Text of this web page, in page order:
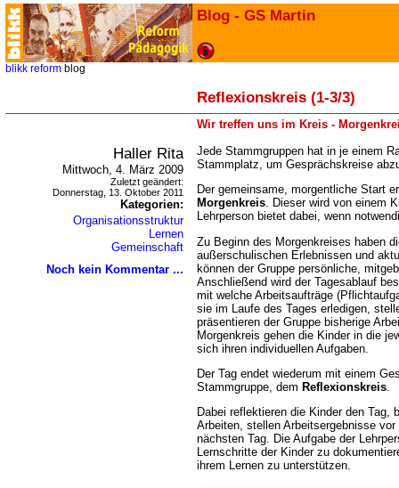
Blog - GS Martin
blikk reform blog
Reflexionskreis (1-3/3)
Wir treffen uns im Kreis -
Haller Rita
Mittwoch, 4. März 2009
Zuletzt geändert:
Donnerstag, 13. Oktober 2011
Kategorien:
Organisationsstruktur
Lernen
Gemeinschaft
Noch kein Kommentar ...
Jede Stammgruppen hat in je einem
Stammplatz, um Gesprächskreise
Der gemeinsame, morgentliche Start
Morgenkreis. Dieser wird von einem
Lehrperson bietet dabei, wenn
Zu Beginn des Morgenkreises haben
außerschulischen Erlebnissen und
können der Gruppe persönliche,
Anschließend wird der Tagesablauf
mit welche Arbeitsaufträge
sie im Laufe des Tages erledigen,
präsentieren der Gruppe bisherige
Morgenkreis gehen die Kinder in die
sich ihren individuellen Aufgaben.
Der Tag endet wiederum mit einem
Stammgruppe, dem Reflexionskreis
Dabei reflektieren die Kinder den Tag,
Arbeiten, stellen Arbeitsergebnisse
nächsten Tag. Die Aufgabe der
Lernschritte der Kinder zu
ihrem Lernen zu unterstützen.